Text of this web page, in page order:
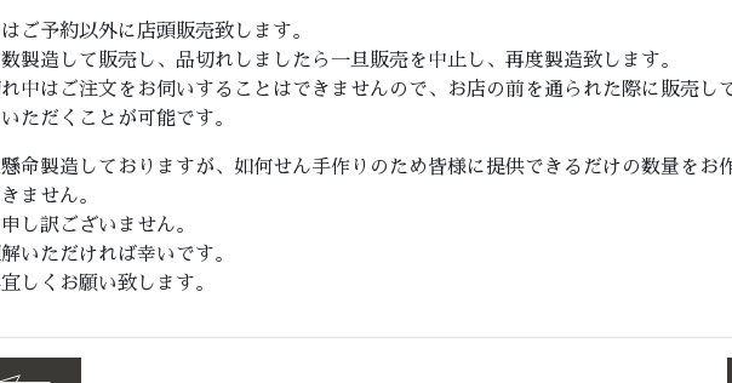
ご予約以外に店頭販売致します。
製造して販売し、品切れしましたら一旦販売を中止し、再度製造致します。
中はご注文をお伺いすることはできませんので、お店の前を通られた際に販売し
いただくことが可能です。
命製造しておりますが、如何せん手作りのため皆様に提供できるだけの数量をお
ません。
し訳ございません。
いただければ幸いです。
しくお願い致します。